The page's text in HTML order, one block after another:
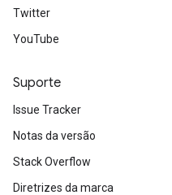
Twitter
YouTube
Suporte
Issue Tracker
Notas da versão
Stack Overflow
Diretrizes da marca